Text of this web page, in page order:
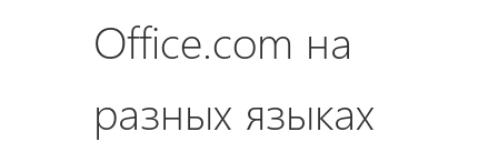
Office.com на
разных языках